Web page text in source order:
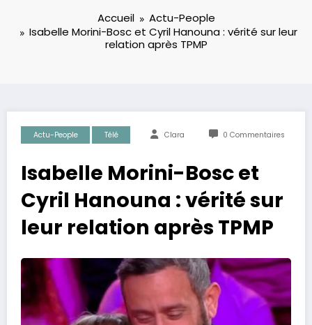
Accueil
Actu-People
Isabelle Morini-Bosc et Cyril Hanouna : vérité sur leur
relation après TPMP
Actu-People Télé Clara 0 Commentaires
Isabelle Morini-Bosc et
Cyril Hanouna : vérité sur
leur relation après TPMP